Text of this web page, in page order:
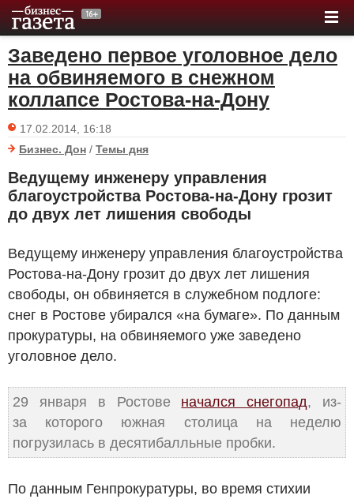
Заведено первое уголовное дело
на обвиняемого в снежном
коллапсе Ростова-на-Дону
17.02.2014, 16:18
Бизнес. Дон / Темы дня
Ведущему инженеру управления
благоустройства Ростова-на-Дону грозит
до двух лет лишения свободы
Ведущему инженеру управления благоустройства
Ростова-на-Дону грозит до двух лет лишения
свободы, он обвиняется в служебном подлоге:
снег в Ростове убирался «на бумаге». По данным
прокуратуры, на обвиняемого уже заведено
уголовное дело.
29 января в Ростове начался снегопад, из-
за которого южная столица на неделю
погрузилась в десятибалльные пробки.
По данным Генпрокуратуры, во время стихии